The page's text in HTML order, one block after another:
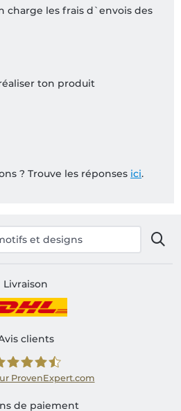
charge les frais d`envois des
ton produit
? Trouve les réponses ici.
Livraison
clients
FR
ProvenExpert.com
de paiement